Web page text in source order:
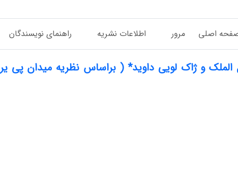
اصلی مرور اطلاعات نشریه راهنمای نویسندگان
و ژاک لویی داوید* ( براساس نظریه میدان پی یر